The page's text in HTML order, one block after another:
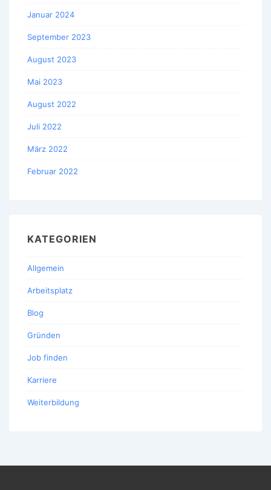
Januar 2024
September 2023
August 2023
Mai 2023
August 2022
Juli 2022
März 2022
Februar 2022
KATEGORIEN
Allgemein
Arbeitsplatz
Blog
Gründen
Job finden
Karriere
Weiterbildung